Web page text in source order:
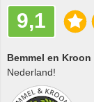
9,1
Bemmel en Kroon
Nederland!